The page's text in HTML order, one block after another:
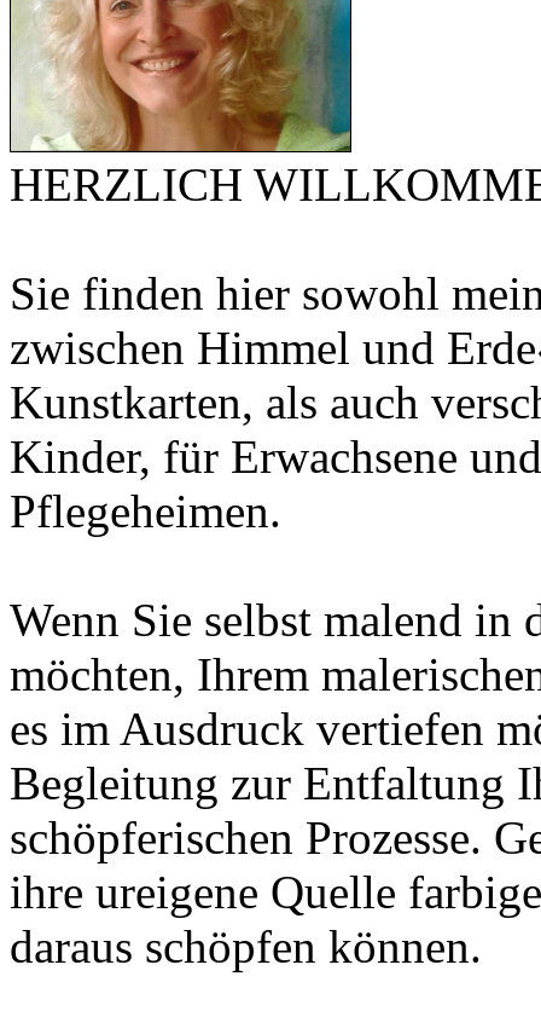
HERZLICH
Sie finden hier sowohl
zwischen Himmel und
Kunstkarten, als auch
Kinder, für Erwachsene
Pflegeheimen.
Wenn Sie selbst malend in
möchten, Ihrem
es im Ausdruck vertiefen
Begleitung zur Entfaltung
schöpferischen Prozesse.
ihre ureigene Quelle
daraus schöpfen können.